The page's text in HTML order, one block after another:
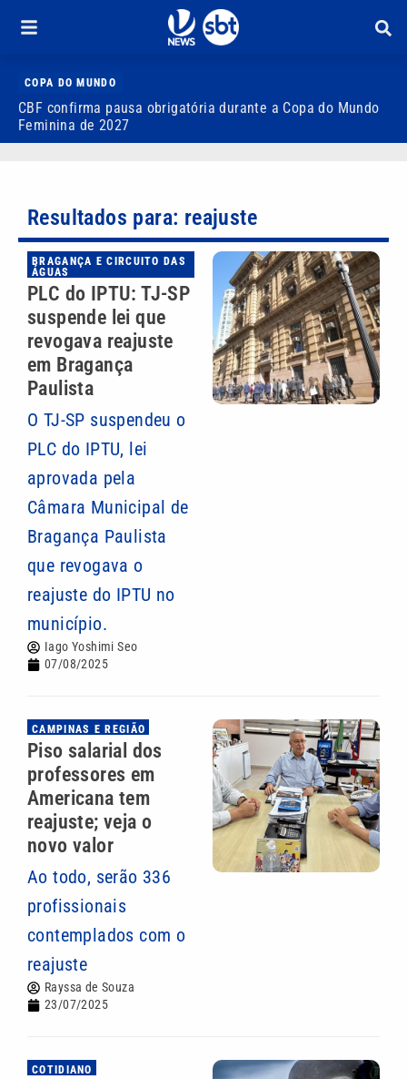
COPA DO MUNDO
CBF confirma pausa obrigatória durante a Copa do Mundo
Feminina de 2027
Resultados para: reajuste
BRAGANÇA E CIRCUITO DAS
ÁGUAS
PLC do IPTU: TJ-SP
suspende lei que
revogava reajuste
em Bragança
Paulista
O TJ-SP suspendeu o
PLC do IPTU, lei
aprovada pela
Câmara Municipal de
Bragança Paulista
que revogava o
reajuste do IPTU no
município.
Iago Yoshimi Seo
07/08/2025
CAMPINAS E REGIÃO
Piso salarial dos
professores em
Americana tem
reajuste; veja o
novo valor
Ao todo, serão 336
profissionais
contemplados com o
reajuste
Rayssa de Souza
23/07/2025
COTIDIANO